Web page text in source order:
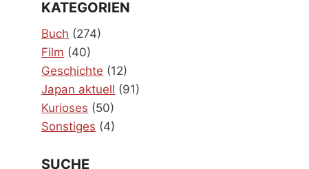
KATEGORIEN
Buch (274)
Film (40)
Geschichte (12)
Japan aktuell (91)
Kurioses (50)
Sonstiges (4)
SUCHE